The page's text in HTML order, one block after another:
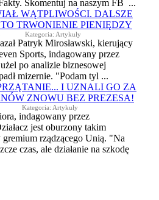
. Skomentuj na naszym FB ...
WĄTPLIWOŚCI. DALSZE
TRWONIENIE PIENIĘDZY
Kategoria: Artykuły
Patryk Mirosławski, kierujący
Sports, indagowany przez
po analizie biznesowej
mizernie. "Podam tyl ...
I UZNALI GO ZA
ZNOWU BEZ PREZESA!
Kategoria: Artykuły
indagowany przez
jest oburzony takim
gremium rządzącego Unią. "Na
czas, ale działanie na szkodę